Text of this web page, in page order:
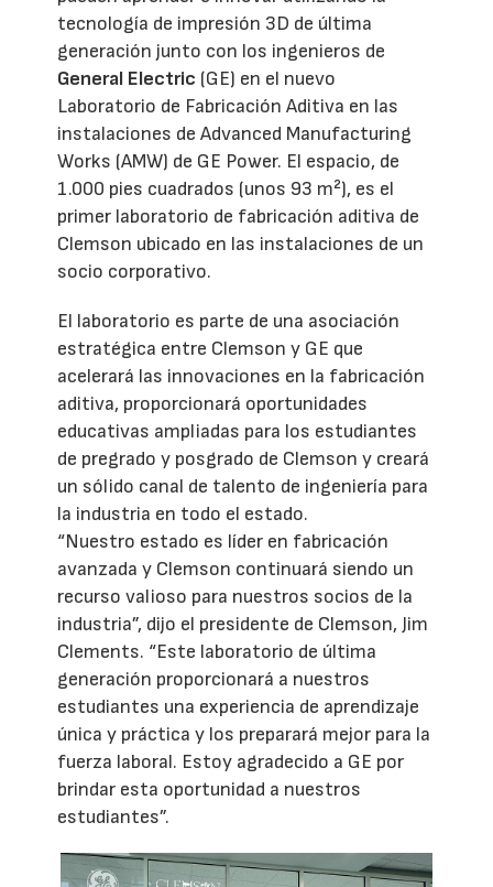
tecnología de impresión 3D de última
generación junto con los ingenieros de
General Electric (GE) en el nuevo
Laboratorio de Fabricación Aditiva en las
instalaciones de Advanced Manufacturing
Works (AMW) de GE Power. El espacio, de
1.000 pies cuadrados (unos 93 m²), es el
primer laboratorio de fabricación aditiva de
Clemson ubicado en las instalaciones de un
socio corporativo.
El laboratorio es parte de una asociación
estratégica entre Clemson y GE que
acelerará las innovaciones en la fabricación
aditiva, proporcionará oportunidades
educativas ampliadas para los estudiantes
de pregrado y posgrado de Clemson y creará
un sólido canal de talento de ingeniería para
la industria en todo el estado.
“Nuestro estado es líder en fabricación
avanzada y Clemson continuará siendo un
recurso valioso para nuestros socios de la
industria”, dijo el presidente de Clemson, Jim
Clements. “Este laboratorio de última
generación proporcionará a nuestros
estudiantes una experiencia de aprendizaje
única y práctica y los preparará mejor para la
fuerza laboral. Estoy agradecido a GE por
brindar esta oportunidad a nuestros
estudiantes”.